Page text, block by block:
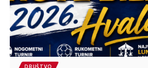
DRUŠTVO